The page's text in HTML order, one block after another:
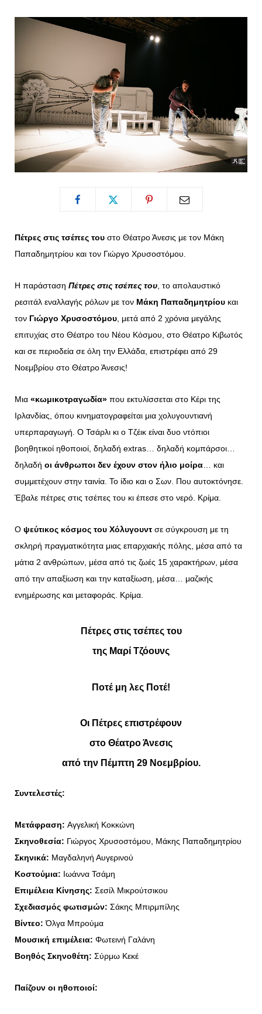
)
Πέτρες στις τσέπες του στο Θέατρο Άνεσις με τον Μάκη
Παπαδημητρίου και τον Γιώργο Χρυσοστόμου.
Η παράσταση Πέτρες στις τσέπες του, το απολαυστικό
ρεσιτάλ εναλλαγής ρόλων με τον Μάκη Παπαδημητρίου και
τον Γιώργο Χρυσοστόμου, μετά από 2 χρόνια μεγάλης
επιτυχίας στο Θέατρο του Νέου Κόσμου, στο Θέατρο Κιβωτός
και σε περιοδεία σε όλη την Ελλάδα, επιστρέφει από 29
Νοεμβρίου στο Θέατρο Άνεσις!
Μια «κωμικοτραγωδία» που εκτυλίσσεται στο Κέρι της
Ιρλανδίας, όπου κινηματογραφείται μια χολυγουντιανή
υπερπαραγωγή. Ο Τσάρλι κι ο Τζέικ είναι δυο ντόπιοι
βοηθητικοί ηθοποιοί, δηλαδή extras… δηλαδή κομπάρσοι…
δηλαδή οι άνθρωποι δεν έχουν στον ήλιο μοίρα… και
συμμετέχουν στην ταινία. Το ίδιο και ο Σων. Που αυτοκτόνησε.
Έβαλε πέτρες στις τσέπες του κι έπεσε στο νερό. Κρίμα.
Ο ψεύτικος κόσμος του Χόλυγουντ σε σύγκρουση με τη
σκληρή πραγματικότητα μιας επαρχιακής πόλης, μέσα από τα
μάτια 2 ανθρώπων, μέσα από τις ζωές 15 χαρακτήρων, μέσα
από την απαξίωση και την καταξίωση, μέσα… μαζικής
ενημέρωσης και μεταφοράς. Κρίμα.
Πέτρες στις τσέπες του
της Μαρί Τζόουνς
Ποτέ μη λες Ποτέ!
Οι Πέτρες επιστρέφουν
στο Θέατρο Άνεσις
από την Πέμπτη 29 Νοεμβρίου.
Συντελεστές:
Μετάφραση: Αγγελική Κοκκώνη
Σκηνοθεσία: Γιώργος Χρυσοστόμου, Μάκης Παπαδημητρίου
Σκηνικά: Μαγδαληνή Αυγερινού
Κοστούμια: Ιωάννα Τσάμη
Επιμέλεια Κίνησης: Σεσίλ Μικρούτσικου
Σχεδιασμός φωτισμών: Σάκης Μπιρμπίλης
Βίντεο: Όλγα Μπρούμα
Μουσική επιμέλεια: Φωτεινή Γαλάνη
Βοηθός Σκηνοθέτη: Σύρμω Κεκέ
Παίζουν οι ηθοποιοί: